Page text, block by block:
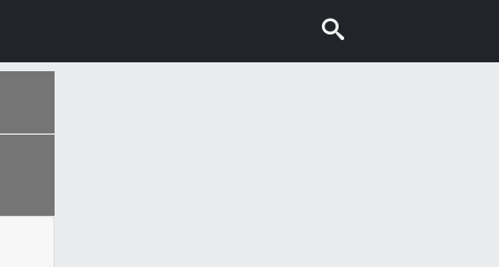
foi criado em 1914. Sua população estimadada em